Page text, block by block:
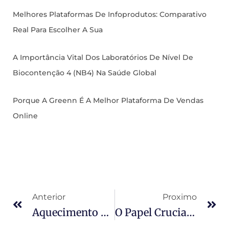
Melhores Plataformas De Infoprodutos: Comparativo
Real Para Escolher A Sua
A Importância Vital Dos Laboratórios De Nível De
Biocontenção 4 (NB4) Na Saúde Global
Porque A Greenn É A Melhor Plataforma De Vendas
Online
Anterior
Aquecimento Solar Ou Energia Solar?
Proximo
O Papel Crucial Da Contabilidade Financeira Na Gestão Empresarial